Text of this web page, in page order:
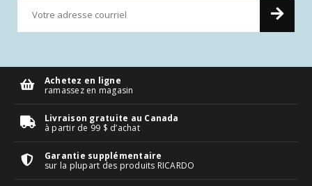
Achetez en ligne
ramassez en magasin
Livraison gratuite au Canada
à partir de 99 $ d’achat
Garantie supplémentaire
sur la plupart des produits RICARDO